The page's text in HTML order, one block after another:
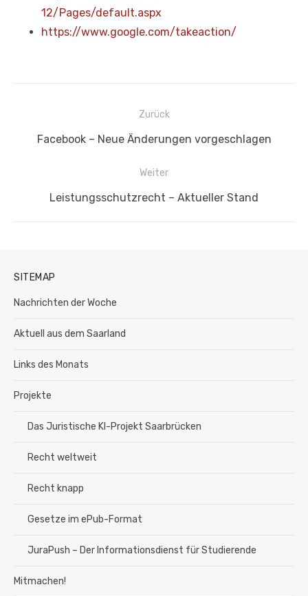
12/Pages/default.aspx
https://www.google.com/takeaction/
Beitragsnavigation
Zurück
Vorheriger
Facebook – Neue Änderungen vorgeschlagen
Weiter
Nächster
Leistungsschutzrecht – Aktueller Stand
SITEMAP
Nachrichten der Woche
Aktuell aus dem Saarland
Links des Monats
Projekte
Das Juristische KI-Projekt Saarbrücken
Recht weltweit
Recht knapp
Gesetze im ePub-Format
JuraPush – Der Informationsdienst für Studierende
Mitmachen!